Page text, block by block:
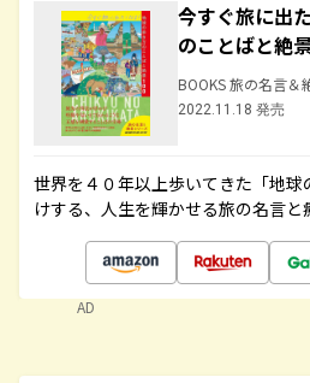
今すぐ旅に出
のことばと絶
BOOKS 旅の名言＆
2022.11.18 発売
世界を４０年以上歩いてきた「地
けする、人生を輝かせる旅の名言と
AD